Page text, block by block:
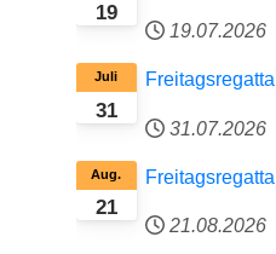
19
19.07.2026
31
Juli Freitagsregatta
31.07.2026
21
Aug. Freitagsregatta
21.08.2026